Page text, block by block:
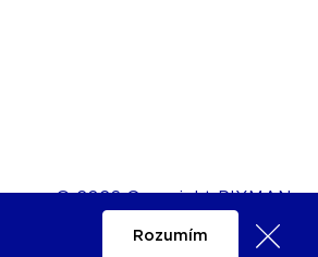
© 2026 Copyright PIXMAN
Rozumím